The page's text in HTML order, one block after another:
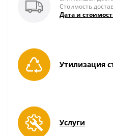
Стоимость
Дата и
Утилизация
Услуги